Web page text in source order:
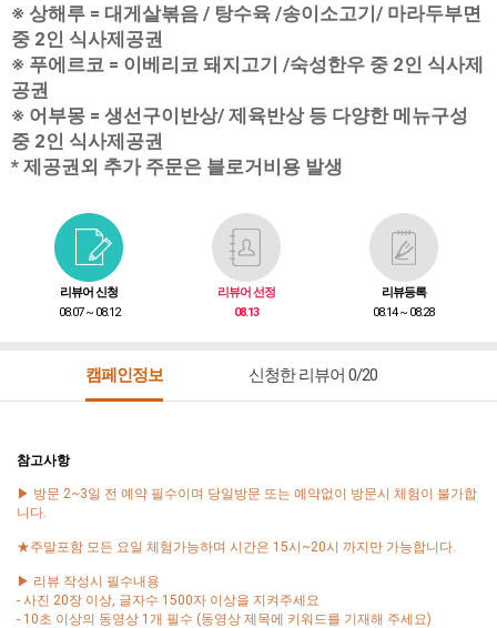
※ 상해루 = 대게살볶음 / 탕수육 /송이소고기/ 마라두부면
중 2인 식사제공권
※ 푸에르코 = 이베리코 돼지고기 /숙성한우 중 2인 식사제
공권
※ 어부몽 = 생선구이반상/ 제육반상 등 다양한 메뉴구성
중 2인 식사제공권
* 제공권외 추가 주문은 블로거비용 발생
리뷰어 신청
08.07 ~ 08.12
리뷰어 선정
08.13
리뷰등록
08.14 ~ 08.28
캠페인정보 신청한 리뷰어 0/20
참고사항
▶ 방문 2~3일 전 예약 필수이며 당일방문 또는 예약없이 방문시 체험이 불가합
니다.
★주말포함 모든 요일 체험가능하며 시간은 15시~20시 까지만 가능합니다.
▶ 리뷰 작성시 필수내용
- 사진 20장 이상, 글자수 1500자 이상을 지켜주세요
- 10초 이상의 동영상 1개 필수 (동영상 제목에 키워드를 기재해 주세요)